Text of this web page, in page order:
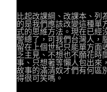
比起改課綱、改課本、列
的是我們應該改變這種單
式的思維方法。現在已經
警總了，可我們台灣人，
留在上個世紀只能單方面
乏主見、不想也不願花時
事、只想著等懶人包出來
故事的滿清奴才們有何區
得很可笑嗎。